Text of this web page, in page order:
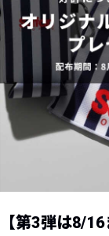
【第3弾は8/